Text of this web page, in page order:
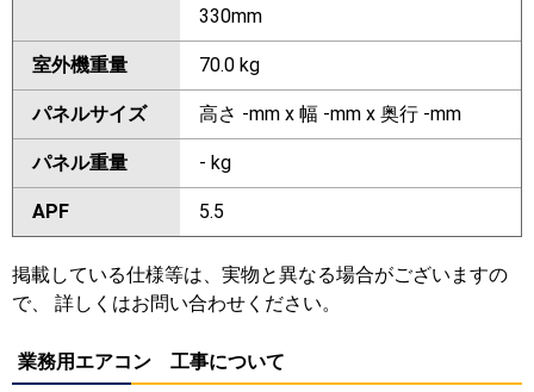
330mm
室外機重量 70.0 kg
パネルサイズ 高さ -mm x 幅 -mm x 奥行 -mm
パネル重量 - kg
APF 5.5
掲載している仕様等は、実物と異なる場合がございますの
で、 詳しくはお問い合わせください。
業務用エアコン 工事について